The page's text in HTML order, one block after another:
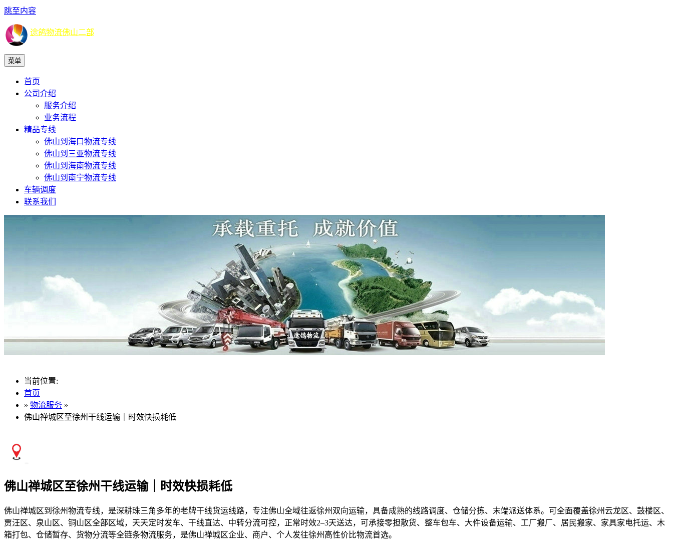
跳至内容
途鸽物流佛山二部
菜单
首页
公司介绍
服务介绍
业务流程
精品专线
佛山到海口物流专线
佛山到三亚物流专线
佛山到海南物流专线
佛山到南宁物流专线
车辆调度
联系我们
当前位置:
首页
» 物流服务 »
佛山禅城区至徐州干线运输｜时效快损耗低
佛山禅城区至徐州干线运输｜时效快损耗低
佛山禅城区到徐州物流专线，是深耕珠三角多年的老牌干线货运线路，专注佛山全域往返徐州双向运输，具备成熟的线路调度、仓储分拣、末端派送体系。可全面覆盖徐州云龙区、鼓楼区、
贾汪区、泉山区、铜山区全部区域，天天定时发车、干线直达、中转分流可控，正常时效2–3天送达，可承接零担散货、整车包车、大件设备运输、工厂搬厂、居民搬家、家具家电托运、木
箱打包、仓储暂存、货物分流等全链条物流服务，是佛山禅城区企业、商户、个人发往徐州高性价比物流首选。